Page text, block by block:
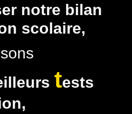
notre bilan
scolaire,
tests